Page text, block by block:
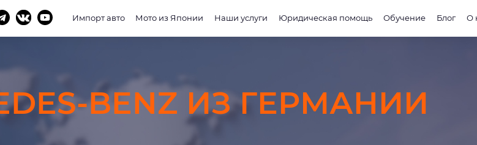
Импорт авто Мото из Японии Наши услуги Юридическая помощь Обучение Блог О
BENZ ИЗ ГЕРМАНИИ